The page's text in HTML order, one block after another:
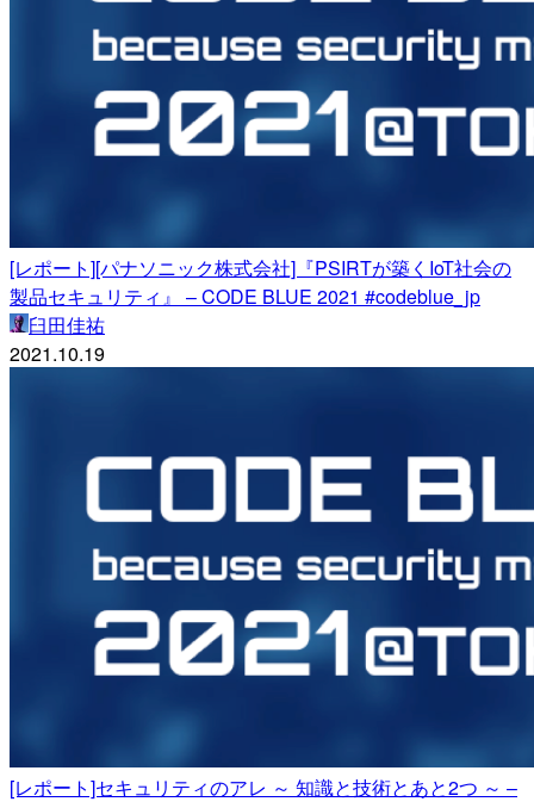
[レポート][パナソニック株式会社]『PSIRTが築くIoT社会の
製品セキュリティ』 – CODE BLUE 2021 #codeblue_jp
臼田佳祐
2021.10.19
[レポート]セキュリティのアレ ～ 知識と技術とあと2つ ～ –